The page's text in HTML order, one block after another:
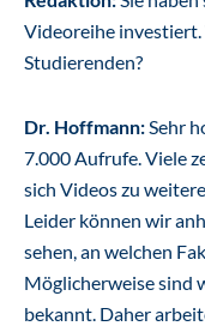
Videoreihe
Studierenden?
Dr. Hoffmann:Sehr
7.000 Aufrufe. Viele
sich Videos zu
Leider können wir
sehen, an welchen
Möglicherweise sind
bekannt. Daher